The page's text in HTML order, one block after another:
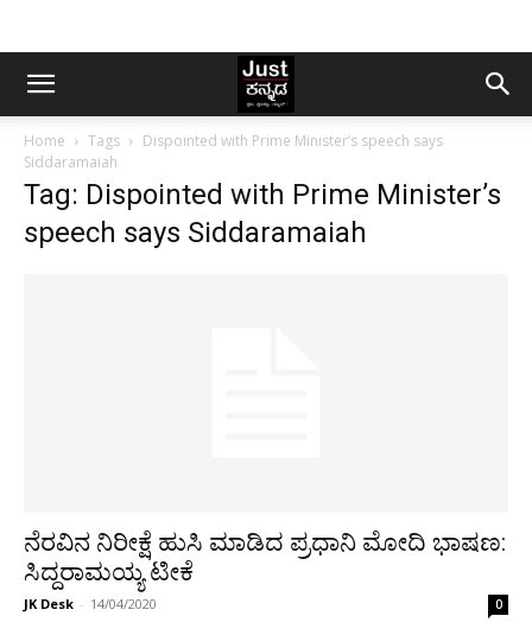
Home Tags
Dispointed with Prime Minister’s speech says
Siddaramaiah
Tag: Dispointed with Prime Minister’s
speech says Siddaramaiah
ನೆರವಿನ ನಿರೀಕ್ಷೆ ಹುಸಿ ಮಾಡಿದ ಪ್ರಧಾನಿ ಮೋದಿ ಭಾಷಣ:
ಸಿದ್ದರಾಮಯ್ಯ ಟೀಕೆ
JK Desk - 14/04/2020 0